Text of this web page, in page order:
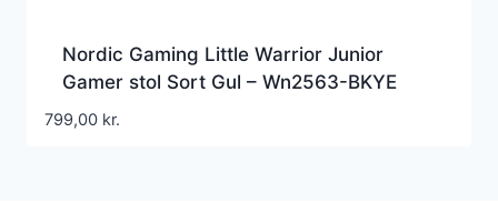
Nordic Gaming Little Warrior Junior
Gamer stol Sort Gul – Wn2563-BKYE
799,00 kr.